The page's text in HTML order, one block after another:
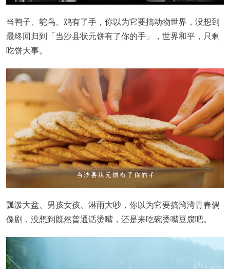
当鸭子、鸵鸟、鸡有了手，你以为它要搞动物世界，没想到
最终回归到「当沙县状元饼有了你的手」，世界和平，只剩
吃饼大事。
瓢泼大盆、男孩女孩、淋雨大吵，你以为它要搞湾湾青春偶
像剧，没想到既然普通话烫嘴，还是来吃碗烫嘴豆腐吧。